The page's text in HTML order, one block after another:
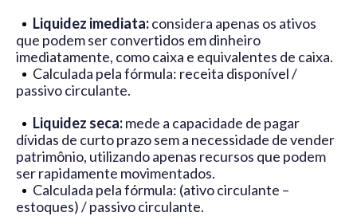
Liquidez imediata:considera apenas os ativos
que podem ser convertidos em dinheiro
imediatamente, como caixa e equivalentes de caixa.
Calculada pela fórmula: receita disponível /
passivo circulante.
Liquidez seca:mede a capacidade de pagar
dívidas de curto prazo sem a necessidade de vender
patrimônio, utilizando apenas recursos que podem
ser rapidamente movimentados.
Calculada pela fórmula: (ativo circulante –
estoques) / passivo circulante.